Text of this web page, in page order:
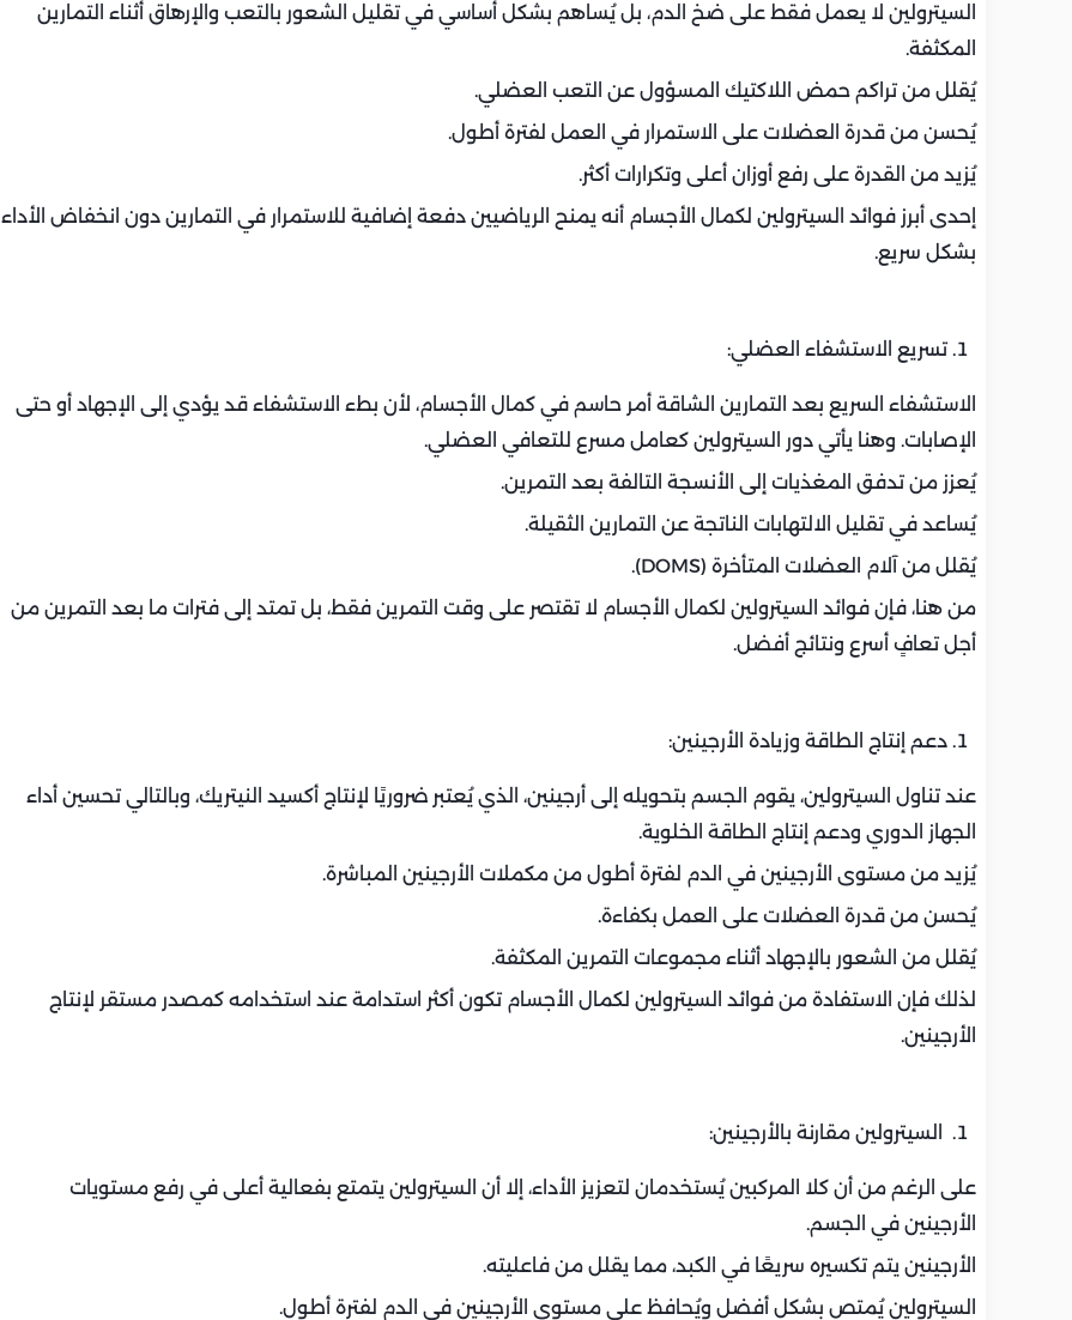
السيترولين لا يعمل فقط على ضخ الدم، بل يُساهم بشكل أساسي في تقليل الشعور بالتعب والإرهاق أثناء التمارين
المكثفة.
يُقلل من تراكم حمض اللاكتيك المسؤول عن التعب العضلي.
يُحسن من قدرة العضلات على الاستمرار في العمل لفترة أطول.
يُزيد من القدرة على رفع أوزان أعلى وتكرارات أكثر.
إحدى أبرز فوائد السيترولين لكمال الأجسام أنه يمنح الرياضيين دفعة إضافية للاستمرار في التمارين دون انخفاض الأداء
بشكل سريع.
تسريع الاستشفاء العضلي:
الاستشفاء السريع بعد التمارين الشاقة أمر حاسم في كمال الأجسام، لأن بطء الاستشفاء قد يؤدي إلى الإجهاد أو حتى
الإصابات. وهنا يأتي دور السيترولين كعامل مسرع للتعافي العضلي.
يُعزز من تدفق المغذيات إلى الأنسجة التالفة بعد التمرين.
يُساعد في تقليل الالتهابات الناتجة عن التمارين الثقيلة.
يُقلل من آلام العضلات المتأخرة (DOMS).
من هنا، فإن فوائد السيترولين لكمال الأجسام لا تقتصر على وقت التمرين فقط، بل تمتد إلى فترات ما بعد التمرين من
أجل تعافٍ أسرع ونتائج أفضل.
دعم إنتاج الطاقة وزيادة الأرجينين:
عند تناول السيترولين، يقوم الجسم بتحويله إلى أرجينين، الذي يُعتبر ضروريًا لإنتاج أكسيد النيتريك، وبالتالي تحسين أداء
الجهاز الدوري ودعم إنتاج الطاقة الخلوية.
يُزيد من مستوى الأرجينين في الدم لفترة أطول من مكملات الأرجينين المباشرة.
يُحسن من قدرة العضلات على العمل بكفاءة.
يُقلل من الشعور بالإجهاد أثناء مجموعات التمرين المكثفة.
لذلك فإن الاستفادة من فوائد السيترولين لكمال الأجسام تكون أكثر استدامة عند استخدامه كمصدر مستقر لإنتاج
الأرجينين.
السيترولين مقارنة بالأرجينين:
على الرغم من أن كلا المركبين يُستخدمان لتعزيز الأداء، إلا أن السيترولين يتمتع بفعالية أعلى في رفع مستويات
الأرجينين في الجسم.
الأرجينين يتم تكسيره سريعًا في الكبد، مما يقلل من فاعليته.
السيترولين يُمتص بشكل أفضل ويُحافظ على مستوى الأرجينين في الدم لفترة أطول.